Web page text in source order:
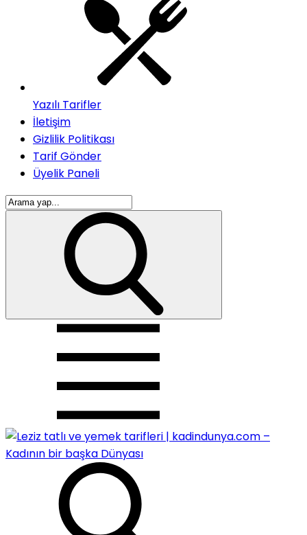
Yazılı Tarifler
İletişim
Gizlilik Politikası
Tarif Gönder
Üyelik Paneli